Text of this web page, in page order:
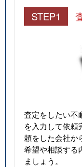
STEP1
査定をしたい不
を入力して依頼
頼をした会社か
希望や相談する
ましょう。